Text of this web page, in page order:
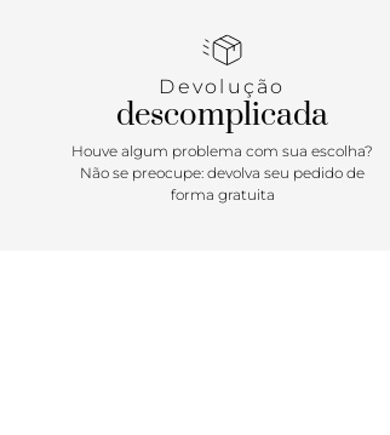
Devolução
descomplicada
Houve algum problema com sua escolha?
Não se preocupe: devolva seu pedido de
forma gratuita